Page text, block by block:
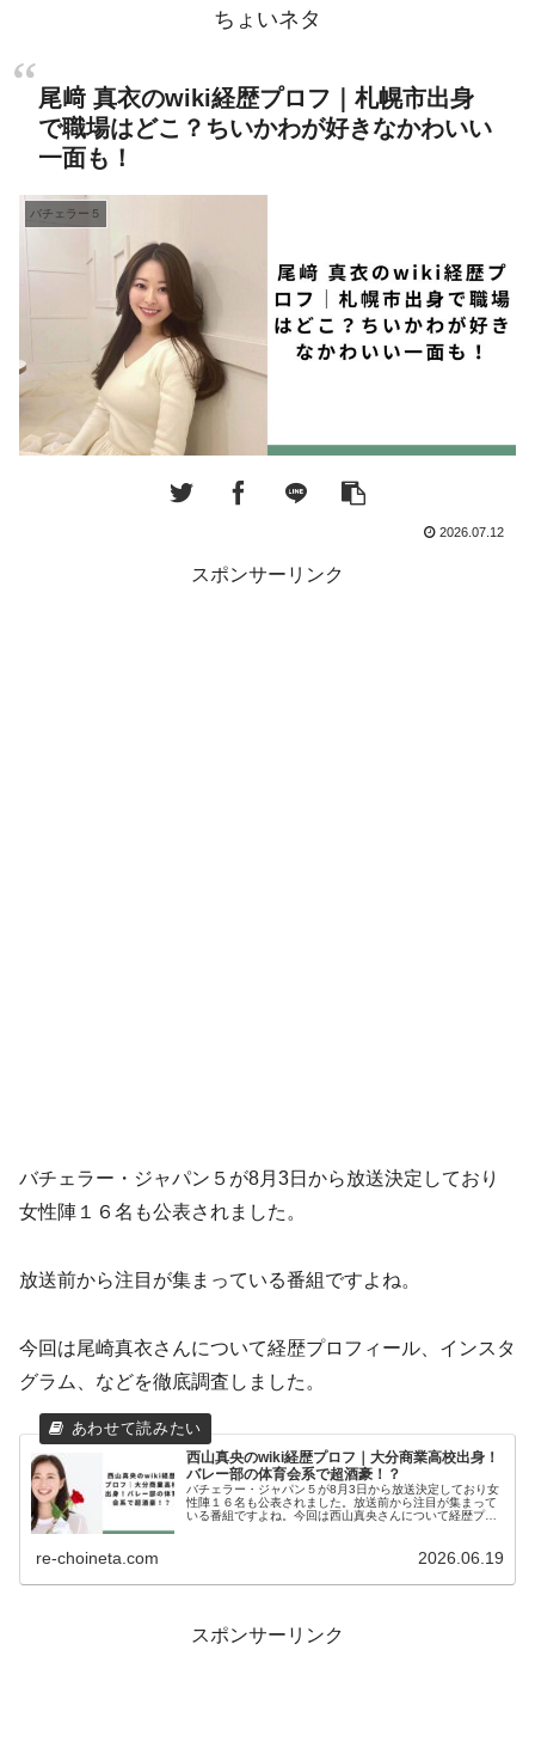
ちょいネタ
尾﨑 真衣のwiki経歴プロフ｜札幌市出身
で職場はどこ？ちいかわが好きなかわいい
一面も！
バチェラー５
2026.07.12
スポンサーリンク
バチェラー・ジャパン５が8月3日から放送決定しており
女性陣１６名も公表されました。
放送前から注目が集まっている番組ですよね。
今回は尾崎真衣さんについて経歴プロフィール、インスタ
グラム、などを徹底調査しました。
西山真央のwiki経歴プロフ｜大分商業高校出身！
バレー部の体育会系で超酒豪！？
バチェラー・ジャパン５が8月3日から放送決定しており女
性陣１６名も公表されました。放送前から注目が集まって
いる番組ですよね。今回は西山真央さんについて経歴プロ
re-choineta.com 2026.06.19
スポンサーリンク